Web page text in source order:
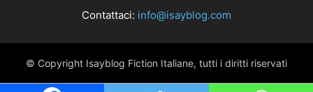
Contattaci: info@isayblog.com
© Copyright Isayblog Fiction Italiane, tutti i diritti riservati